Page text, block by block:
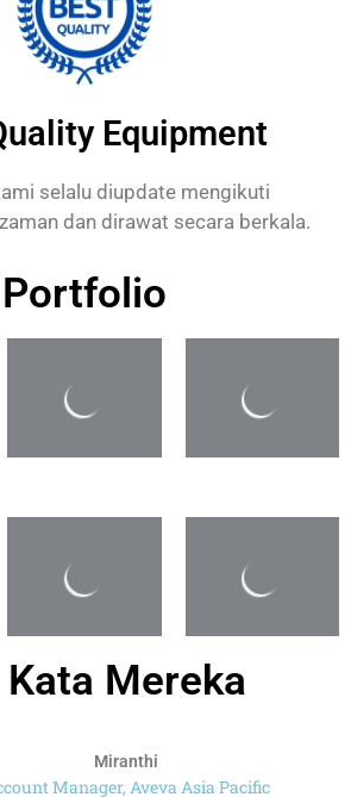
Equipment
selalu diupdate mengikuti
dan dirawat secara berkala.
Portfolio
Mereka
Manager, Aveva Asia Pacific
Malaysia